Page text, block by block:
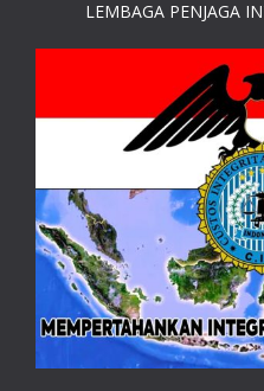
LEMBAGA PENJAGA